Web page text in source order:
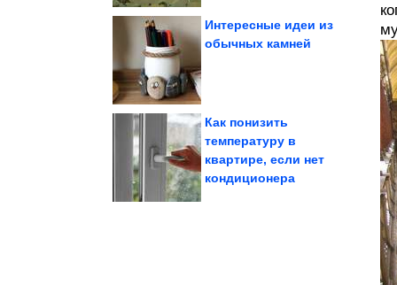
Интересные идеи из
обычных камней
Класс!
Как понизить
температуру в
квартире, если нет
кондиционера